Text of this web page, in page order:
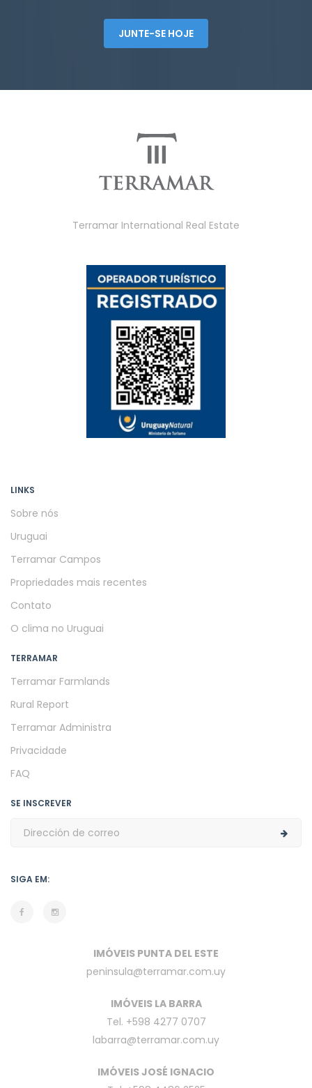
JUNTE-SE HOJE
Terramar International Real Estate
LINKS
Sobre nós
Uruguai
Terramar Campos
Propriedades mais recentes
Contato
O clima no Uruguai
TERRAMAR
Terramar Farmlands
Rural Report
Terramar Administra
Privacidade
FAQ
SE INSCREVER
SIGA EM:
IMÓVEIS PUNTA DEL ESTE
peninsula@terramar.com.uy
IMÓVEIS LA BARRA
Tel. +598 4277 0707
labarra@terramar.com.uy
IMÓVEIS JOSÉ IGNACIO